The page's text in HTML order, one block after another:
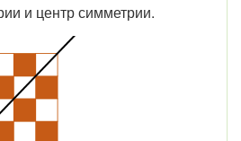
и центр симметрии.